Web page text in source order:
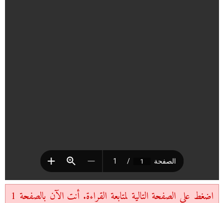
اضغط على الصفحة التالية لمتابعة القراءة. أنت الآن بالصفحة 1